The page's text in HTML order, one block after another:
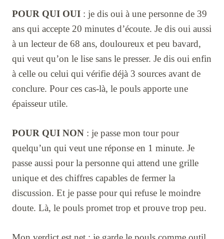
POUR QUI OUI : je dis oui à une personne de 39
ans qui accepte 20 minutes d’écoute. Je dis oui aussi
à un lecteur de 68 ans, douloureux et peu bavard,
qui veut qu’on le lise sans le presser. Je dis oui enfin
à celle ou celui qui vérifie déjà 3 sources avant de
conclure. Pour ces cas-là, le pouls apporte une
épaisseur utile.
POUR QUI NON : je passe mon tour pour
quelqu’un qui veut une réponse en 1 minute. Je
passe aussi pour la personne qui attend une grille
unique et des chiffres capables de fermer la
discussion. Et je passe pour qui refuse le moindre
doute. Là, le pouls promet trop et prouve trop peu.